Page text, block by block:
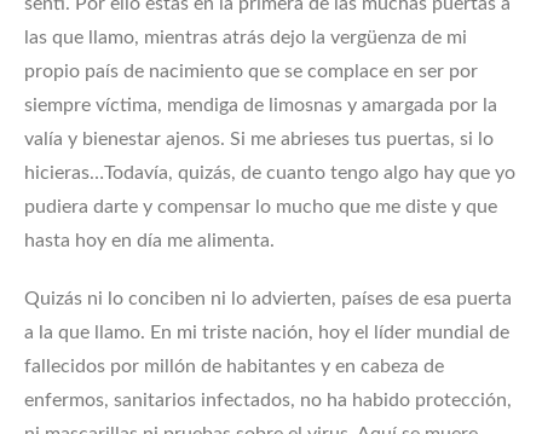
las que llamo, mientras atrás dejo la vergüenza de mi
propio país de nacimiento que se complace en ser por
siempre víctima, mendiga de limosnas y amargada por la
valía y bienestar ajenos. Si me abrieses tus puertas, si lo
hicieras…Todavía, quizás, de cuanto tengo algo hay que yo
pudiera darte y compensar lo mucho que me diste y que
hasta hoy en día me alimenta.
Quizás ni lo conciben ni lo advierten, países de esa puerta
a la que llamo. En mi triste nación, hoy el líder mundial de
fallecidos por millón de habitantes y en cabeza de
enfermos, sanitarios infectados, no ha habido protección,